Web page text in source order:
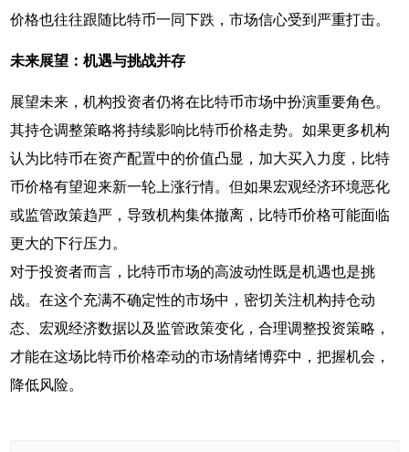
价格也往往跟随比特币一同下跌，市场信心受到严重打击。
未来展望：机遇与挑战并存
展望未来，机构投资者仍将在比特币市场中扮演重要角色。
其持仓调整策略将持续影响比特币价格走势。如果更多机构
认为比特币在资产配置中的价值凸显，加大买入力度，比特
币价格有望迎来新一轮上涨行情。但如果宏观经济环境恶化
或监管政策趋严，导致机构集体撤离，比特币价格可能面临
更大的下行压力。
对于投资者而言，比特币市场的高波动性既是机遇也是挑
战。在这个充满不确定性的市场中，密切关注机构持仓动
态、宏观经济数据以及监管政策变化，合理调整投资策略，
才能在这场比特币价格牵动的市场情绪博弈中，把握机会，
降低风险。